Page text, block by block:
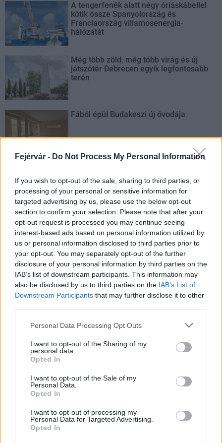
Fejérvár - Do Not Process My Personal Information
If you wish to opt-out of the sale, sharing to third parties, or
processing of your personal or sensitive information for
targeted advertising by us, please use the below opt-out
section to confirm your selection. Please note that after your
opt-out request is processed you may continue seeing
interest-based ads based on personal information utilized by
us or personal information disclosed to third parties prior to
your opt-out. You may separately opt-out of the further
disclosure of your personal information by third parties on the
IAB’s list of downstream participants. This information may
also be disclosed by us to third parties on the IAB’s List of
Downstream Participants that may further disclose it to other
Please note that this website/app uses one or more Google
not limited to your visit or usage behaviour. You may click to
grant or deny consent to Google and its third-party tags to
use your data for below specified purposes in below Google
consent section.
Personal Data Processing Opt Outs
I want to opt-out of the Sharing of my
personal data.
Opted In
I want to opt-out of the Sale of my
Personal Data.
Opted In
I want to opt-out of processing my
Personal Data for Targeted Advertising.
Opted In
A tengerfenék alatt négy óriáskábellel
kötik össze Spanyolország és
Franciaország villamosenergia-
hálózatát
Még több zöld, még több virág és új
játszótér Debrecen egyik legfontosabb
terén
Fából épül Budakeszi új óvodája
termeléssel tehermentesíti a
villamosenergia-rendszert a STRABAG
AJÁNLJUK MÉG
Aktuális
Nagy igazolás - Sokszoros bajnok érkezik a